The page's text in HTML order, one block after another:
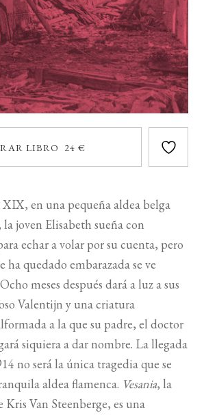
LIBRO 24 €
en una pequeña aldea belga
joven Elisabeth sueña con
echar a volar por su cuenta, pero
ha quedado embarazada se ve
meses después dará a luz a sus
Valentijn y una criatura
a la que su padre, el doctor
siquiera a dar nombre. La llegada
no será la única tragedia que se
aldea flamenca. Vesania, la
Van Steenberge, es una